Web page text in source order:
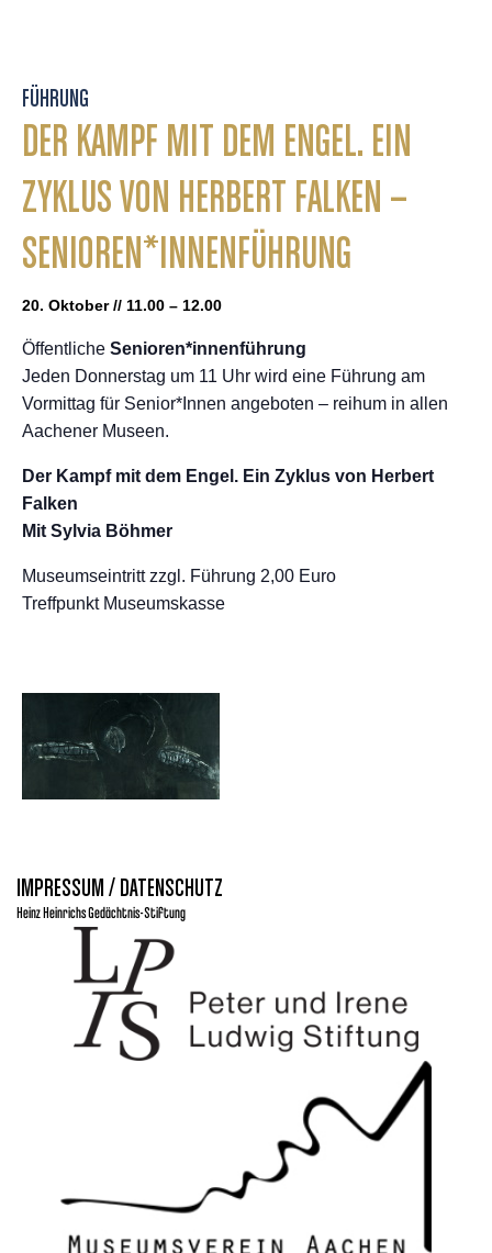
FÜHRUNG
DER KAMPF MIT DEM ENGEL. EIN
ZYKLUS VON HERBERT FALKEN –
SENIOREN*INNENFÜHRUNG
20. Oktober // 11.00 – 12.00
Öffentliche Senioren*innenführung
Jeden Donnerstag um 11 Uhr wird eine Führung am
Vormittag für Senior*Innen angeboten – reihum in allen
Aachener Museen.
Der Kampf mit dem Engel. Ein Zyklus von Herbert
Falken
Mit Sylvia Böhmer
Museumseintritt zzgl. Führung 2,00 Euro
Treffpunkt Museumskasse
IMPRESSUM / DATENSCHUTZ
Heinz Heinrichs Gedächtnis-Stiftung